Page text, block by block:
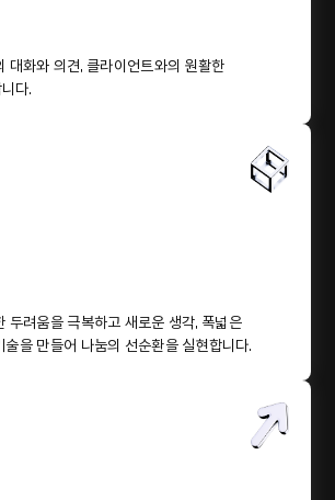
대화와 의견, 클라이언트와의 원활한
다.
두려움을 극복하고 새로운 생각, 폭넓은
을 만들어 나눔의 선순환을 실현합니다.